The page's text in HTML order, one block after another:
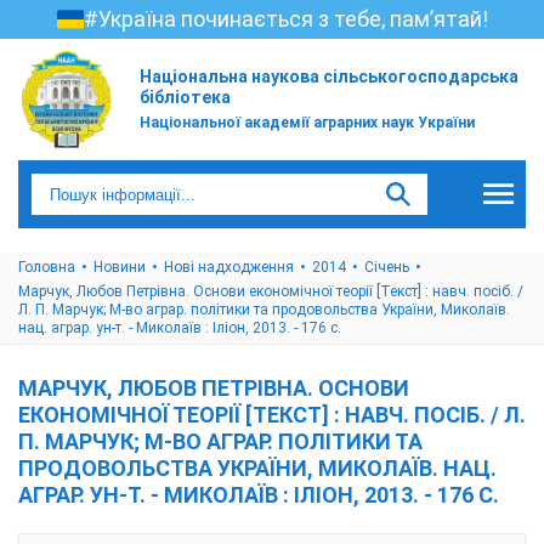
#Україна починається з тебе, пам’ятай!
Національна наукова сільськогосподарська
бібліотека
Національної академії аграрних наук України
Головна Новини Нові надходження 2014
Січень
Марчук, Любов Петрівна. Основи економічної теорії [Текст] : навч. посіб. /
Л. П. Марчук; М-во аграр. політики та продовольства України, Миколаїв.
нац. аграр. ун-т. - Миколаїв : Іліон, 2013. - 176 с.
МАРЧУК, ЛЮБОВ ПЕТРІВНА. ОСНОВИ
ЕКОНОМІЧНОЇ ТЕОРІЇ [ТЕКСТ] : НАВЧ. ПОСІБ. / Л.
П. МАРЧУК; М-ВО АГРАР. ПОЛІТИКИ ТА
ПРОДОВОЛЬСТВА УКРАЇНИ, МИКОЛАЇВ. НАЦ.
АГРАР. УН-Т. - МИКОЛАЇВ : ІЛІОН, 2013. - 176 С.